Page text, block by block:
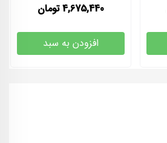
4,675,440 تومان
افزودن به سبد